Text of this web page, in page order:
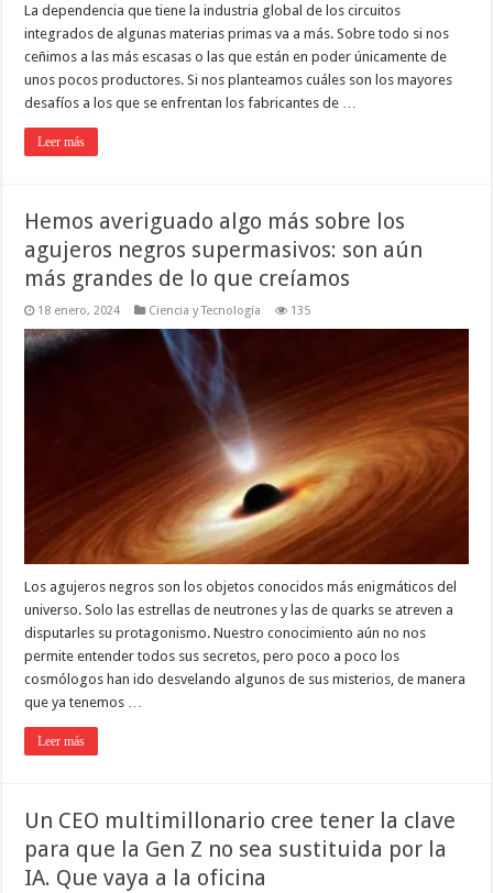
La dependencia que tiene la industria global de los circuitos
integrados de algunas materias primas va a más. Sobre todo si nos
ceñimos a las más escasas o las que están en poder únicamente de
unos pocos productores. Si nos planteamos cuáles son los mayores
desafíos a los que se enfrentan los fabricantes de …
Leer más
Hemos averiguado algo más sobre los
agujeros negros supermasivos: son aún
más grandes de lo que creíamos
18 enero, 2024 Ciencia y Tecnología 135
Los agujeros negros son los objetos conocidos más enigmáticos del
universo. Solo las estrellas de neutrones y las de quarks se atreven a
disputarles su protagonismo. Nuestro conocimiento aún no nos
permite entender todos sus secretos, pero poco a poco los
cosmólogos han ido desvelando algunos de sus misterios, de manera
que ya tenemos …
Leer más
Un CEO multimillonario cree tener la clave
para que la Gen Z no sea sustituida por la
IA. Que vaya a la oficina